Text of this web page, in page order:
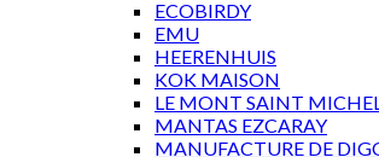
ECOBIRDY
EMU
HEERENHUIS
KOK MAISON
LE MONT SAINT
MANTAS EZCARAY
MANUFACTURE DE